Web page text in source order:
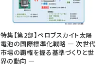
特集【第2部】ペロブスカイト太陽
電池の国際標準化戦略 ― 次世代
市場の覇権を握る基準づくりと世
界の動向 ―